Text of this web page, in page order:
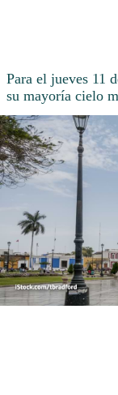
Para el jueves 11
su mayoría cielo